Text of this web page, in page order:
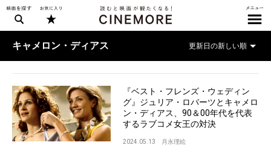
キャメロン・ディアス
『ベスト・フレンズ・ウェディン
グ』ジュリア・ロバーツとキャメロ
ン・ディアス、90＆00年代を代表
するラブコメ女王の対決
2024.05.13 月永理絵